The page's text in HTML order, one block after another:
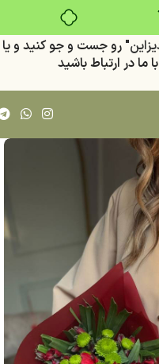
" رو جست و جو كنيد و يا
با ما در ارتباط باشيد